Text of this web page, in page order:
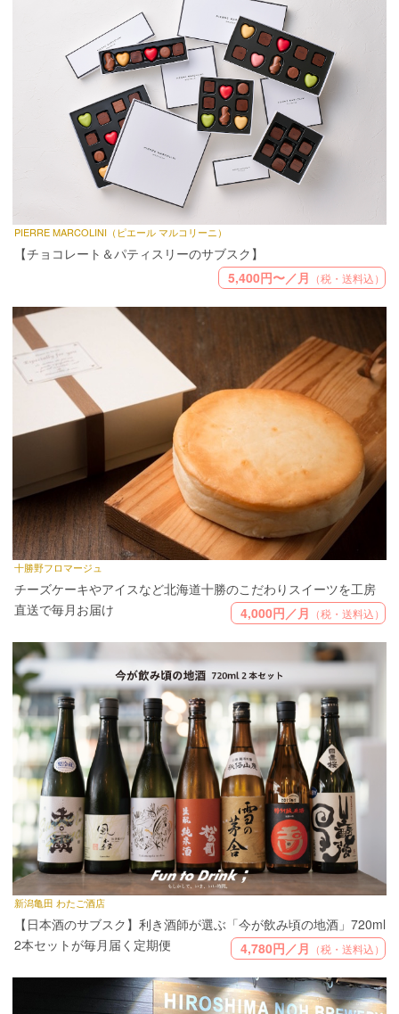
PIERRE MARCOLINI（ピエール マルコリーニ）
【チョコレート＆パティスリーのサブスク】
5,400円〜／月 （税・送料込）
十勝野フロマージュ
チーズケーキやアイスなど北海道十勝のこだわりスイーツを工房
直送で毎月お届け
4,000円／月 （税・送料込）
新潟亀田 わたご酒店
【日本酒のサブスク】利き酒師が選ぶ「今が飲み頃の地酒」720ml
2本セットが毎月届く定期便
4,780円／月 （税・送料込）